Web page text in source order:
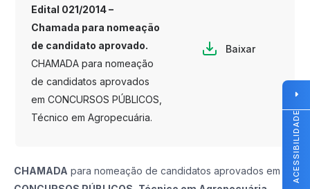
Edital 021/2014 –
Chamada para nomeação
de candidato aprovado.
CHAMADA para nomeação
de candidatos aprovados
em CONCURSOS PÚBLICOS,
Técnico em Agropecuária.
Baixar
CHAMADA para nomeação de candidatos aprovados em
ACESSIBILIDADE